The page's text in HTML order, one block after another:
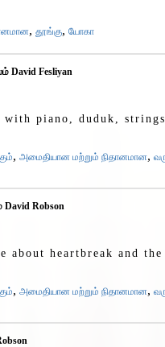
, தூங்கு, யோகா
David Fesliyan
piano, duduk,
, அமைதியான மற்றும் நிதானமான,
David Robson
about heartbreak and
, அமைதியான மற்றும் நிதானமான,